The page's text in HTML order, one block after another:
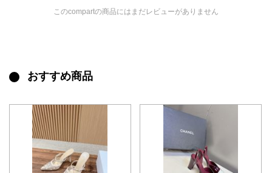
このcompartの商品にはまだレビューがありません
おすすめ商品